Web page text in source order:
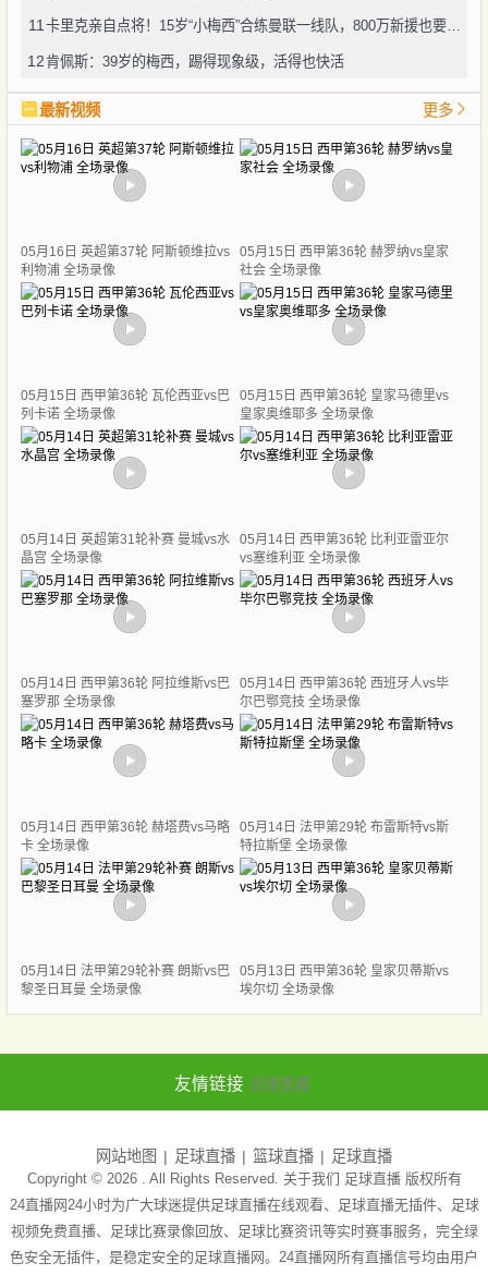
11 卡里克亲自点将！15岁“小梅西”合练曼联一线队，800万新援也要露脸
12 肯佩斯：39岁的梅西，踢得现象级，活得也快活
最新视频 更多
05月16日 英超第37轮 阿斯顿维拉vs
利物浦 全场录像
05月15日 西甲第36轮 赫罗纳vs皇家
社会 全场录像
05月15日 西甲第36轮 瓦伦西亚vs巴
列卡诺 全场录像
05月15日 西甲第36轮 皇家马德里vs
皇家奥维耶多 全场录像
05月14日 英超第31轮补赛 曼城vs水
晶宫 全场录像
05月14日 西甲第36轮 比利亚雷亚尔
vs塞维利亚 全场录像
05月14日 西甲第36轮 阿拉维斯vs巴
塞罗那 全场录像
05月14日 西甲第36轮 西班牙人vs毕
尔巴鄂竞技 全场录像
05月14日 西甲第36轮 赫塔费vs马略
卡 全场录像
05月14日 法甲第29轮 布雷斯特vs斯
特拉斯堡 全场录像
05月14日 法甲第29轮补赛 朗斯vs巴
黎圣日耳曼 全场录像
05月13日 西甲第36轮 皇家贝蒂斯vs
埃尔切 全场录像
友情链接 足球直播
网站地图 足球直播 篮球直播 足球直播
Copyright © 2026 . All Rights Reserved. 关于我们 足球直播版权所有
24直播网24小时为广大球迷提供足球直播在线观看、足球直播无插件、足球
视频免费直播、足球比赛录像回放、足球比赛资讯等实时赛事服务，完全绿
色安全无插件，是稳定安全的足球直播网。24直播网所有直播信号均由用户